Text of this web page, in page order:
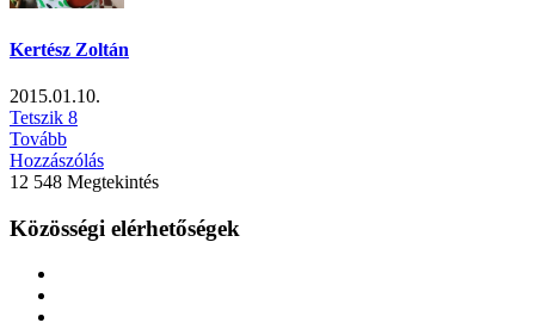
Kertész Zoltán
2015.01.10.
Tetszik 8
Tovább
Hozzászólás
12 548 Megtekintés
Közösségi elérhetőségek